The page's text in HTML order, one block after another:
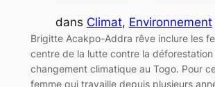
dans Climat, Environnement
Brigitte Acakpo-Addra rêve inclure les
centre de la lutte contre la déforestation
changement climatique au Togo. Pour
femme qui travaille depuis plusieurs